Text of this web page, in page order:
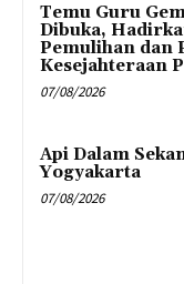
Temu Guru
Dibuka,
Pemulihan dan
Kesejahteraan
07/08/2026
Api Dalam
Yogyakarta
07/08/2026